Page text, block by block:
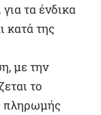
τα ένδικα
κατά της
με την
το
πληρωμής